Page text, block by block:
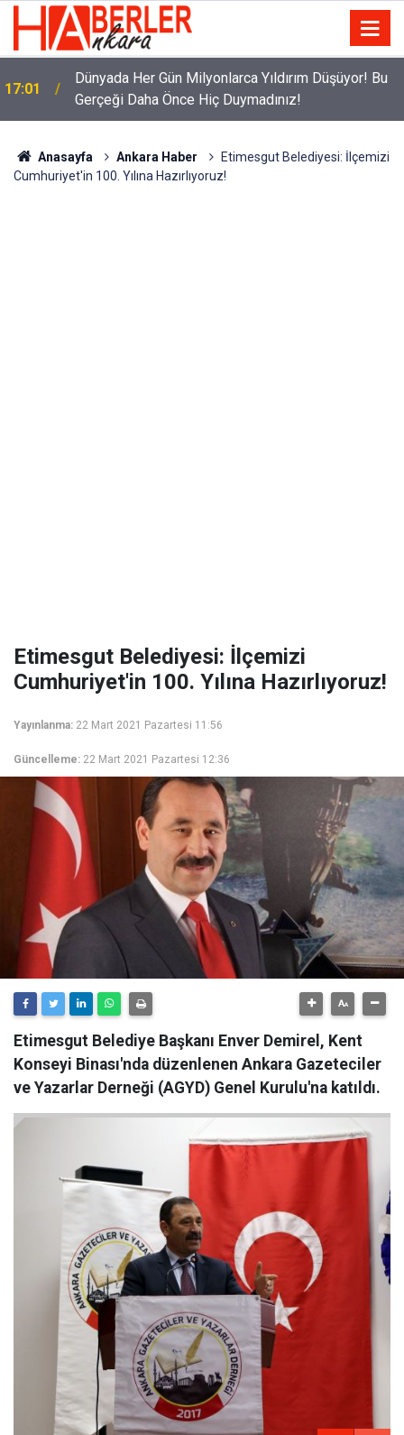
16:54
Altın mı Ev mi? Merkez Bankası Verileri Ortaya
Çıkardı: Altın ve Gayrimenkul Yarışı 2026
Anasayfa Ankara Haber
Etimesgut Belediyesi: İlçemizi
Cumhuriyet'in 100. Yılına Hazırlıyoruz!
Etimesgut Belediyesi: İlçemizi
Cumhuriyet'in 100. Yılına Hazırlıyoruz!
Yayınlanma: 22 Mart 2021 Pazartesi 11:56
Güncelleme: 22 Mart 2021 Pazartesi 12:36
Etimesgut Belediye Başkanı Enver Demirel, Kent
Konseyi Binası'nda düzenlenen Ankara Gazeteciler
ve Yazarlar Derneği (AGYD) Genel Kurulu'na katıldı.